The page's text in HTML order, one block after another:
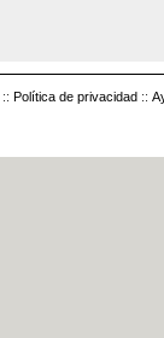
:: Política de privacidad ::